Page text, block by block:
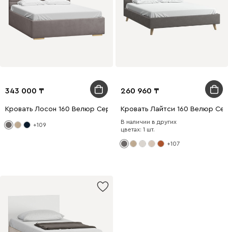
343 000
Кровать Лосон 160 Велюр Серый
+109
260 960
Кровать Лайтси 160 Велюр
В наличии в других
цветах: 1 шт.
+107